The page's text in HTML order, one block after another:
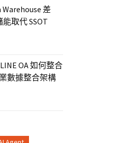
Warehouse 差
取代 SSOT
OA 如何整合
數據整合架構